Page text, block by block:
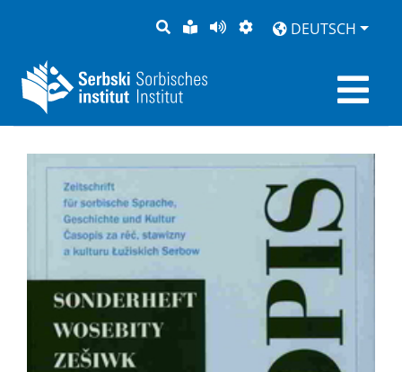
SUCHELEICHTE
SPRACHE
SEITEDARSTELLUNG
DEUTSCH